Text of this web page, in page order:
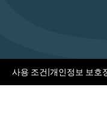
사용 조건|개인정보 보호